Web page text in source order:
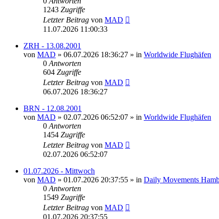
1243 Zugriffe
Letzter Beitrag von MAD
11.07.2026 11:00:33
ZRH - 13.08.2001
von MAD » 06.07.2026 18:36:27 » in Worldwide Flughäfen
0 Antworten
604 Zugriffe
Letzter Beitrag von MAD
06.07.2026 18:36:27
BRN - 12.08.2001
von MAD » 02.07.2026 06:52:07 » in Worldwide Flughäfen
0 Antworten
1454 Zugriffe
Letzter Beitrag von MAD
02.07.2026 06:52:07
01.07.2026 - Mittwoch
von MAD » 01.07.2026 20:37:55 » in Daily Movements
0 Antworten
1549 Zugriffe
Letzter Beitrag von MAD
01.07.2026 20:37:55